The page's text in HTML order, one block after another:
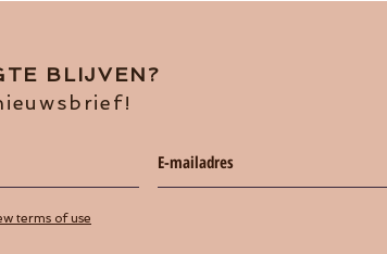
BLIJVEN?
terms of use